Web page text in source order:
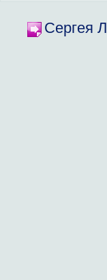
Сергея